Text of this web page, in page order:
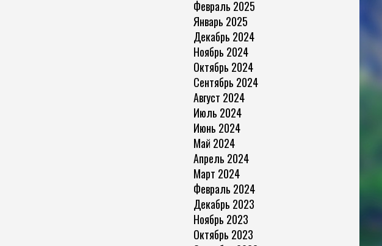
Февраль 2025
Январь 2025
Декабрь 2024
Ноябрь 2024
Октябрь 2024
Сентябрь 2024
Август 2024
Июль 2024
Июнь 2024
Май 2024
Апрель 2024
Март 2024
Февраль 2024
Декабрь 2023
Ноябрь 2023
Октябрь 2023